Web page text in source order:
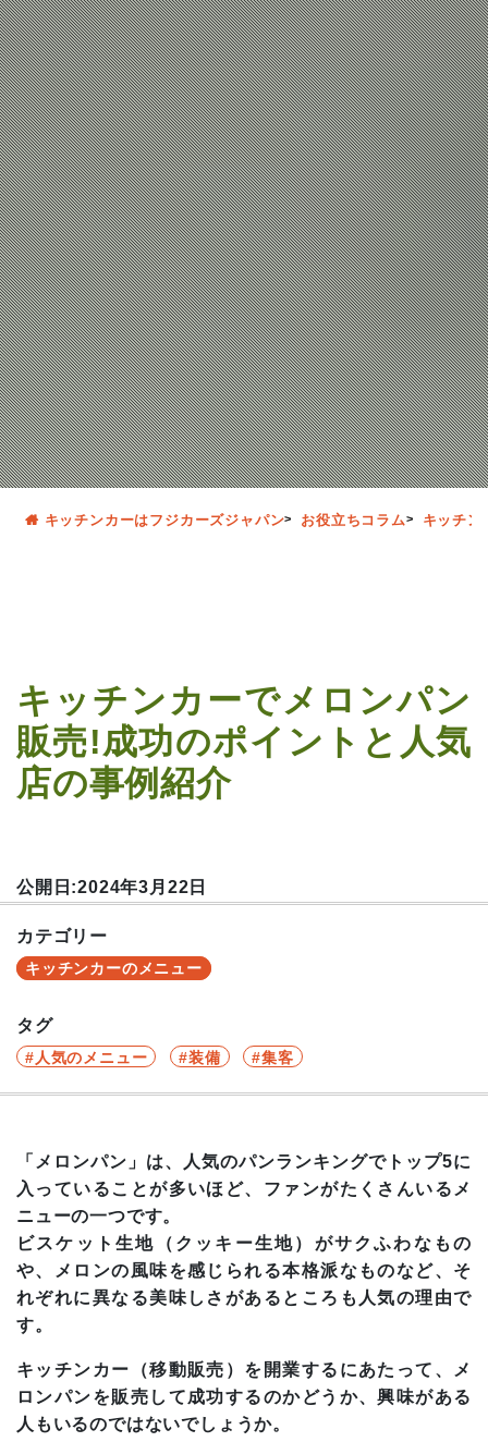
キッチンカーはフジカーズジャパン お役立ちコラム キッチン
キッチンカーでメロンパン
販売!成功のポイントと人気
店の事例紹介
公開日:2024年3月22日
カテゴリー
キッチンカーのメニュー
タグ
人気のメニュー 装備 集客
「メロンパン」は、人気のパンランキングでトップ5に
入っていることが多いほど、ファンがたくさんいるメ
ニューの一つです。
ビスケット生地（クッキー生地）がサクふわなもの
や、メロンの風味を感じられる本格派なものなど、そ
れぞれに異なる美味しさがあるところも人気の理由で
す。
キッチンカー（移動販売）を開業するにあたって、メ
ロンパンを販売して成功するのかどうか、興味がある
人もいるのではないでしょうか。